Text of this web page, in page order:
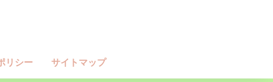
リシー サイトマップ